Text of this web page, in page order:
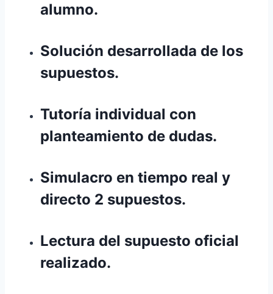
alumno.
Solución desarrollada de los
supuestos.
Tutoría individual con
planteamiento de dudas.
Simulacro en tiempo real y
directo 2 supuestos.
Lectura del supuesto oficial
realizado.